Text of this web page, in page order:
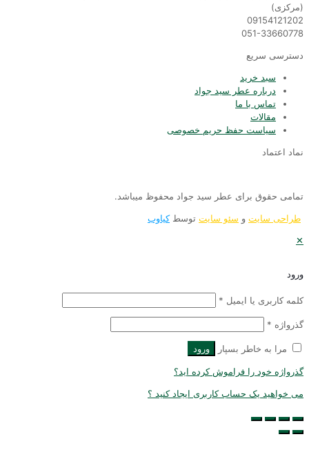
051-
سریع
سبد خرید
درباره عطر سید جواد
تماس با ما
مقالات
سیاست حفظ حریم خصوصی
اعتماد
حقوق برای عطر سید جواد محفوظ میباشد.
طراحی سایتو سئو سایتتوسطکیاوب
کاربری یا ایمیل *
*
مرا به خاطر بسپار ورود
خود را فراموش کرده اید؟
خواهید یک حساب کاربری ایجاد کنید ؟